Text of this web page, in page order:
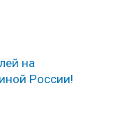
на
России!